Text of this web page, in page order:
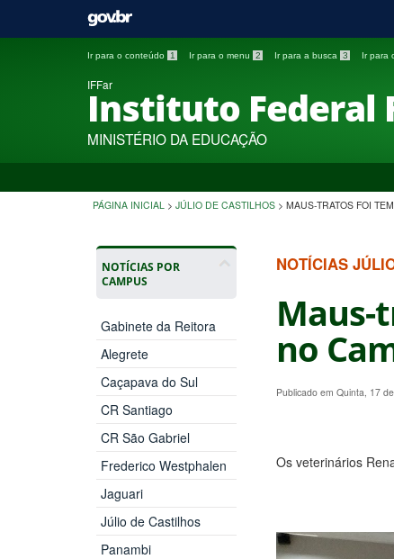
Ir para o conteúdo 1 Ir para o menu 2 Ir para a busca 3 Ir para
IFFar
Instituto Federal
MINISTÉRIO DA EDUCAÇÃO
PÁGINA INICIAL > JÚLIO DE CASTILHOS > MAUS-TRATOS FOI
NOTÍCIAS POR
CAMPUS
Gabinete da Reitora
Alegrete
Caçapava do Sul
CR Santiago
CR São Gabriel
Frederico Westphalen
Jaguari
Júlio de Castilhos
Panambi
NOTÍCIAS
Maus-
no
Publicado em Quinta, 17
Os veterinários